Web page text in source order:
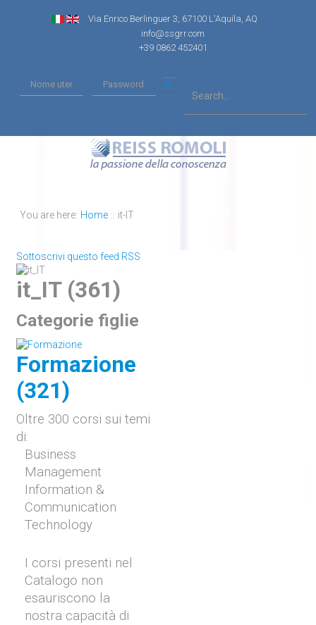
Via Enrico Berlinguer 3, 67100 L'Aquila, AQ
info@ssgrr.com
+39 0862 452401
You are here: Home :: it-IT
Sottoscrivi questo feed RSS
it_IT (361)
Categorie figlie
Formazione
(321)
Oltre 300 corsi sui temi
di:
Business
Management
Information &
Communication
Technology
I corsi presenti nel
Catalogo non
esauriscono la
nostra capacità di